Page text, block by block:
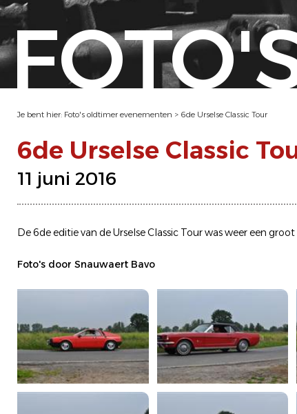
Je bent hier: Foto's oldtimer evenementen > 6de Urselse Classic Tour
6de Urselse Classic
11 juni 2016
De 6de editie van de Urselse Classic Tour was weer een
Foto's door Snauwaert Bavo